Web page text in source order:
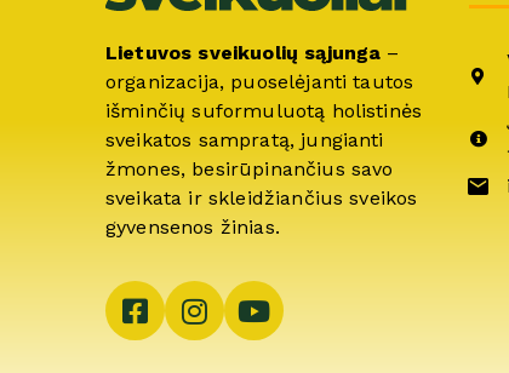
Lietuvos sveikuolių sąjunga –
organizacija, puoselėjanti tautos
išminčių suformuluotą holistinės
sveikatos sampratą, jungianti
žmones, besirūpinančius savo
sveikata ir skleidžiančius sveikos
gyvensenos žinias.